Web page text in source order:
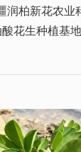
润柏新花农业
花生种植基